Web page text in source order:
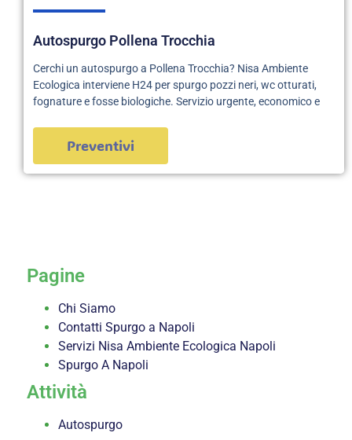
Autospurgo Pollena Trocchia
Cerchi un autospurgo a Pollena Trocchia? Nisa Ambiente
Ecologica interviene H24 per spurgo pozzi neri, wc otturati,
fognature e fosse biologiche. Servizio urgente, economico e
Preventivi
Pagine
Chi Siamo
Contatti Spurgo a Napoli
Servizi Nisa Ambiente Ecologica Napoli
Spurgo A Napoli
Attività
Autospurgo